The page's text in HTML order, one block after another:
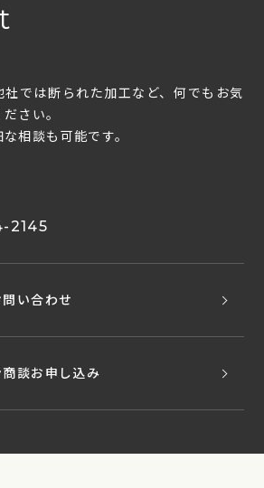
では断られた加工など、何でもお気
さい。
相談も可能です。
2145
い合わせ
談お申し込み